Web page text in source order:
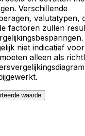
Verschillende
valutatypen,
factoren zullen
niet indicatief
alleen als
waarde